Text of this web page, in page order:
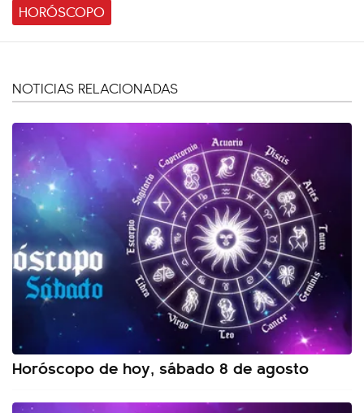
HORÓSCOPO
NOTICIAS RELACIONADAS
Horóscopo de hoy, sábado 8 de agosto